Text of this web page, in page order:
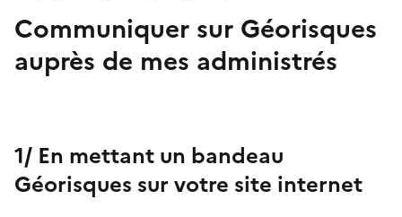
Communiquer sur Géorisques
auprès de mes administrés
1/ En mettant un bandeau
Géorisques sur votre site internet